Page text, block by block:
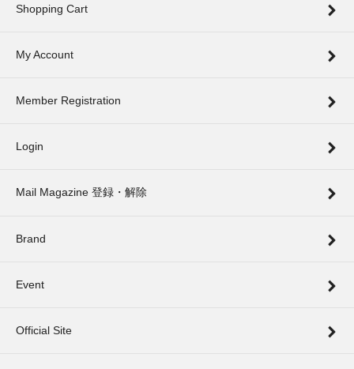
Shopping Cart
My Account
Member Registration
Login
Mail Magazine 登録・解除
Brand
Event
Official Site